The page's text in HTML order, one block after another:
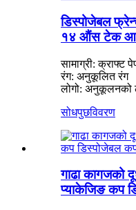
डिस्पोजेबल
१४ औंस टेक
सामाग्री: क्राफ्ट
रंग: अनुकूलित रंग
लोगो: अनुकूलनको
सोधपुछविवरण
गाढा कागजको
प्याकेजिङ कप